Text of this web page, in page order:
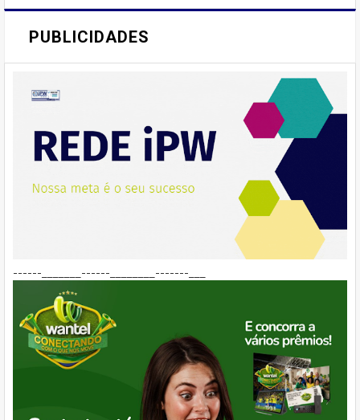
PUBLICIDADES
------_______------________-------___